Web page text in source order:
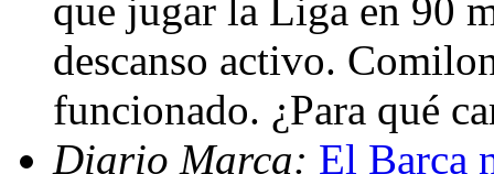
que jugar la Liga en 90
descanso activo.
funcionado. ¿Para qué
Diario Marca: El Barça